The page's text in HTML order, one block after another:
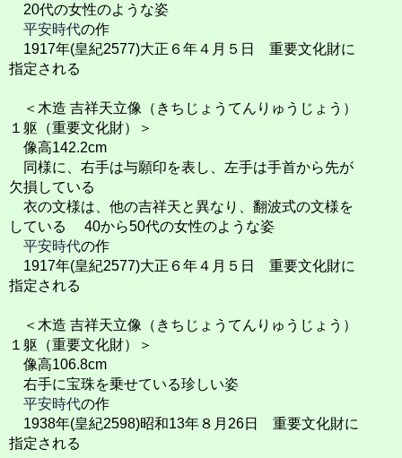
20代の女性のような姿
平安時代の作
1917年(皇紀2577)大正６年４月５日 重要文化財に
指定される
＜木造 吉祥天立像（きちじょうてんりゅうじょう）
１躯（重要文化財）＞
像高142.2cm
同様に、右手は与願印を表し、左手は手首から先が
欠損している
衣の文様は、他の吉祥天と異なり、翻波式の文様を
している 40から50代の女性のような姿
平安時代の作
1917年(皇紀2577)大正６年４月５日 重要文化財に
指定される
＜木造 吉祥天立像（きちじょうてんりゅうじょう）
１躯（重要文化財）＞
像高106.8cm
右手に宝珠を乗せている珍しい姿
平安時代の作
1938年(皇紀2598)昭和13年８月26日 重要文化財に
指定される